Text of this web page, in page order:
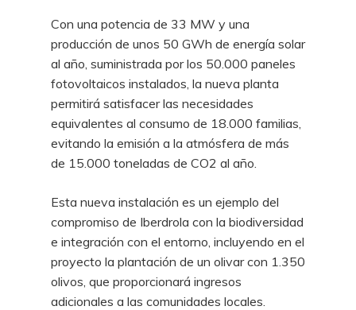
Con una potencia de 33 MW y una
producción de unos 50 GWh de energía solar
al año, suministrada por los 50.000 paneles
fotovoltaicos instalados, la nueva planta
permitirá satisfacer las necesidades
equivalentes al consumo de 18.000 familias,
evitando la emisión a la atmósfera de más
de 15.000 toneladas de CO2 al año.
Esta nueva instalación es un ejemplo del
compromiso de Iberdrola con la biodiversidad
e integración con el entorno, incluyendo en el
proyecto la plantación de un olivar con 1.350
olivos, que proporcionará ingresos
adicionales a las comunidades locales.